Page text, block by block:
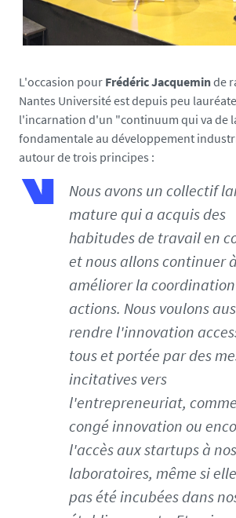
p
t
o
/
d
e
e
L'occasion pour Frédéric Jacqueminde
Nantes Université est depuis peu
l'incarnation d'un "continuum qui va de
fondamentale au développement
autour de trois principes :
Nous avons un collectif
mature qui a acquis des
habitudes de travail en
et nous allons continuer à
améliorer la
actions. Nous voulons
rendre l'innovation
tous et portée par des
incitatives vers
l'entrepreneuriat,
congé innovation ou
l'accès aux startups à nos
laboratoires, même si
pas été incubées dans